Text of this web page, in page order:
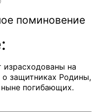
поминовение
израсходованы на
о защитниках Родины,
погибающих.